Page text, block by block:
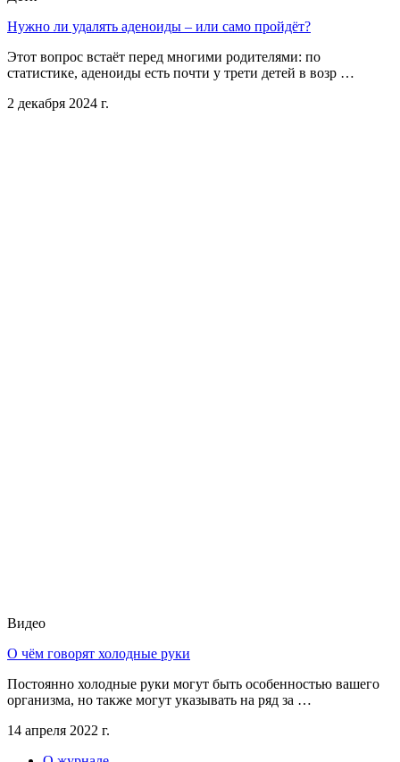
Нужно ли удалять аденоиды – или само пройдёт?
Этот вопрос встаёт перед многими родителями: по
статистике, аденоиды есть почти у трети детей в возр …
2 декабря 2024 г.
Видео
О чём говорят холодные руки
Постоянно холодные руки могут быть особенностью вашего
организма, но также могут указывать на ряд за …
14 апреля 2022 г.